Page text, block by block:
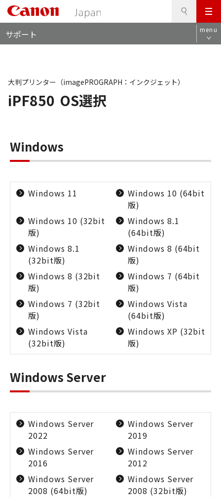
メ
ニ
ュ
サポート menu
iPF850 OS選択
大判プリンター（imagePROGRAPH：インクジェット）
Windows
Windows 11
Windows 10 (64bit
版)
Windows 10 (32bit
版)
Windows 8.1
(64bit版)
Windows 8.1
(32bit版)
Windows 8 (64bit
版)
Windows 8 (32bit
版)
Windows 7 (64bit
版)
Windows 7 (32bit
版)
Windows Vista
(64bit版)
Windows Vista
(32bit版)
Windows XP (32bit
版)
Windows Server
Windows Server
2022
Windows Server
2019
Windows Server
2016
Windows Server
2012
Windows Server
2008 (64bit版)
Windows Server
2008 (32bit版)